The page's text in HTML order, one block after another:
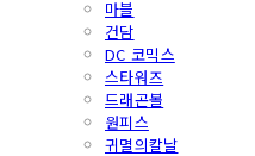
마블
건담
DC 코믹스
스타워즈
드래곤볼
원피스
귀멸의칼날